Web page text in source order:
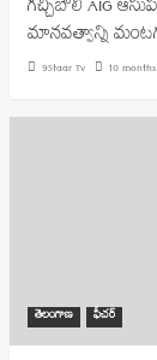
గచ్చిబౌలి AIG
మానవత్వాన్ని
9Staar Tv 10
తెలంగాణ ఫీచర్